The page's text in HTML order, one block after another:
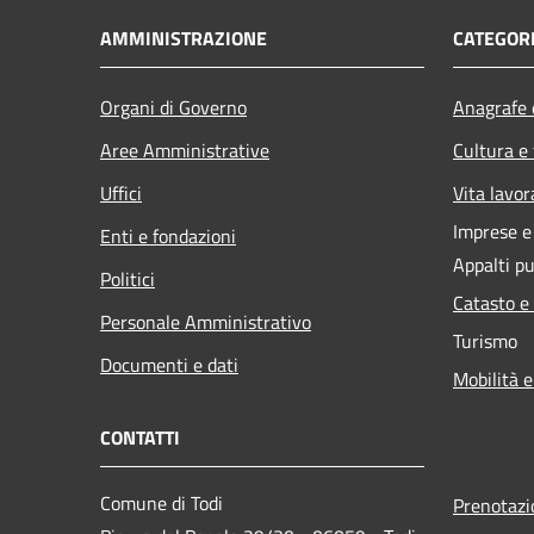
AMMINISTRAZIONE
Organi di Governo
Aree Amministrative
Uffici
Enti e fondazioni
Politici
Personale Amministrativo
Documenti e dati
Cultura
Vita
Imprese
Appalti
Catasto
Turismo
Mobilità
CONTATTI
Comune di Todi